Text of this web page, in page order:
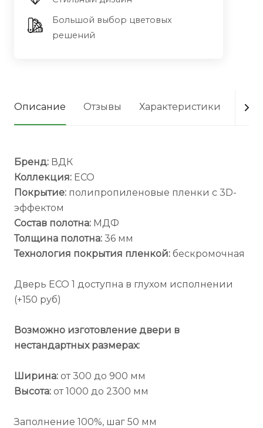
Большой выбор цветовых
решений
Описание Отзывы Характеристики
Бренд: ВДК
Коллекция: ECO
Покрытие: полипропиленовые пленки с 3D-
эффектом
Состав полотна: МДФ
Толщина полотна: 36 мм
Технология покрытия пленкой: бескромочная
Дверь ECO 1 доступна в глухом исполнении
(+150 руб)
Возможно изготовление двери в
нестандартных размерах:
Ширина: от 300 до 900 мм
Высота: от 1000 до 2300 мм
Заполнение 100%, шаг 50 мм